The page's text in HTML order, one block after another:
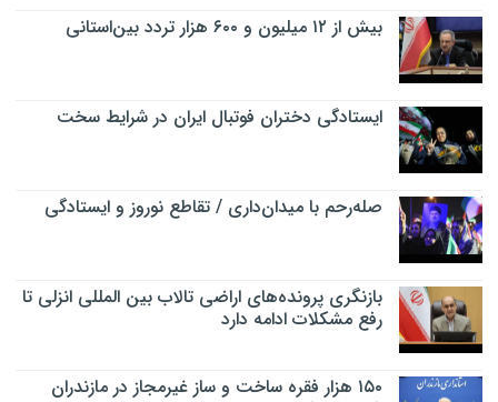
بیش از ۱۲ میلیون و ۶۰۰ هزار تردد بین‌استانی
ایستادگی دختران فوتبال ایران در شرایط سخت
صله‌رحم با میدان‌داری / تقاطع نوروز و ایستادگی
بازنگری پرونده‌های اراضی تالاب بین المللی انزلی تا
رفع مشکلات ادامه دارد
۱۵۰ هزار فقره ساخت و ساز غیرمجاز در مازندران